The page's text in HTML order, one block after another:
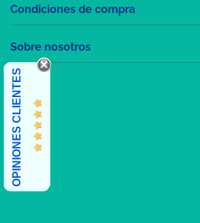
Condiciones de compra
Sobre nosotros
OPINIONES CLIENTES